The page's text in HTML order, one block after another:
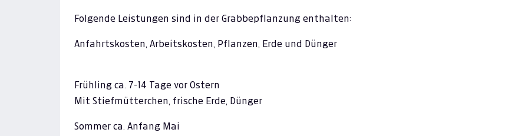
Folgende Leistungen sind in der Grabbepflanzung enthalten:
Anfahrtskosten, Arbeitskosten, Pflanzen, Erde und Dünger
Frühling ca. 7-14 Tage vor Ostern
Mit Stiefmütterchen, frische Erde, Dünger
Sommer ca. Anfang Mai